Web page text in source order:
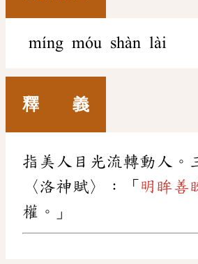
míng móu shàn lài
釋 義
指美人目光流轉動人。
〈洛神賦〉：「 明眸善
權。」